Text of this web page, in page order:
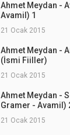
Ahmet Meydan -
Avamil) 1
21 Ocak 2015
Ahmet Meydan -
(İsmi Fiiller)
21 Ocak 2015
Ahmet Meydan -
Gramer - Avamil)
21 Ocak 2015